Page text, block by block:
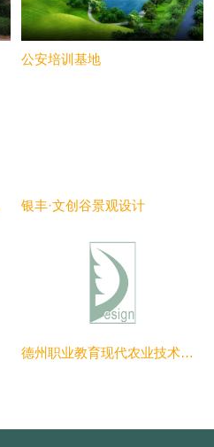
公安培训基地
银丰·文创谷景观设计
德州职业教育现代农业技术实训中心